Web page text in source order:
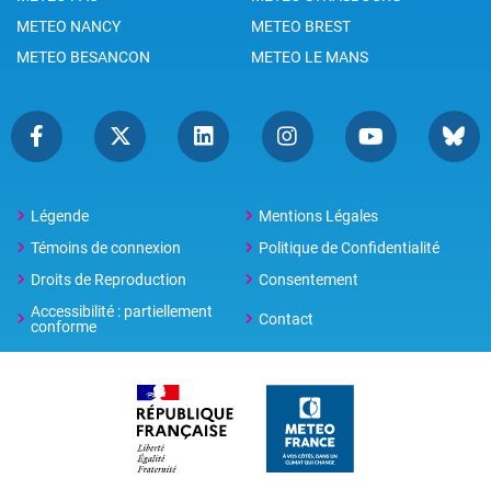
METEO NANCY
METEO BREST
METEO BESANCON
METEO LE MANS
Légende
Mentions Légales
Témoins de connexion
Politique de Confidentialité
Droits de Reproduction
Consentement
Accessibilité : partiellement
conforme
Contact